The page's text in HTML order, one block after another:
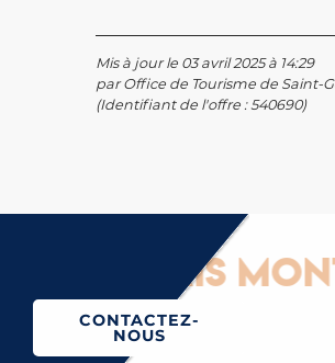
Mis à jour le 03 avril 2025 à 14:29
par Office de Tourisme de Saint-
(Identifiant de l'offre :540690)
Mont-
CONTACTEZ-
NOUS